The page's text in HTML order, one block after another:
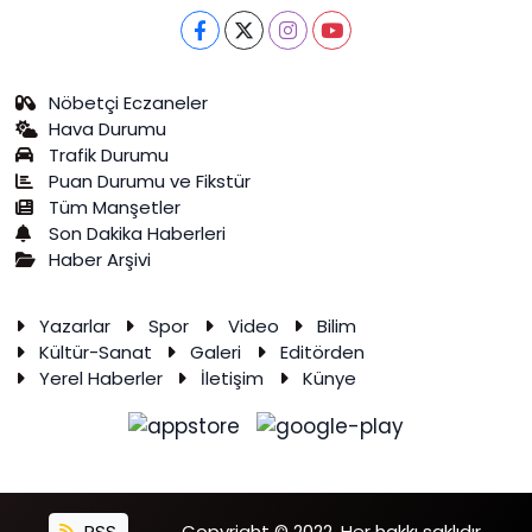
Nöbetçi Eczaneler
Hava Durumu
Trafik Durumu
Puan Durumu ve Fikstür
Tüm Manşetler
Son Dakika Haberleri
Haber Arşivi
Yazarlar Spor Video
Bilim
Kültür-Sanat
Galeri
Editörden
Yerel Haberler
İletişim Künye